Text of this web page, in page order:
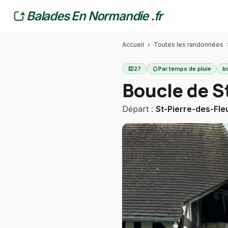
Balades En Normandie .fr
Accueil › Toutes les randonnées
map27 water_dropPar temps de pluie
Boucle de
Départ : St-Pierre-des-